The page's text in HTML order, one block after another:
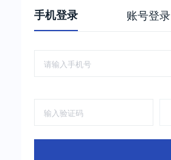
手机登录 账号登录